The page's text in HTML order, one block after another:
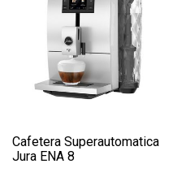
Cafetera Superautomatica
Jura ENA 8